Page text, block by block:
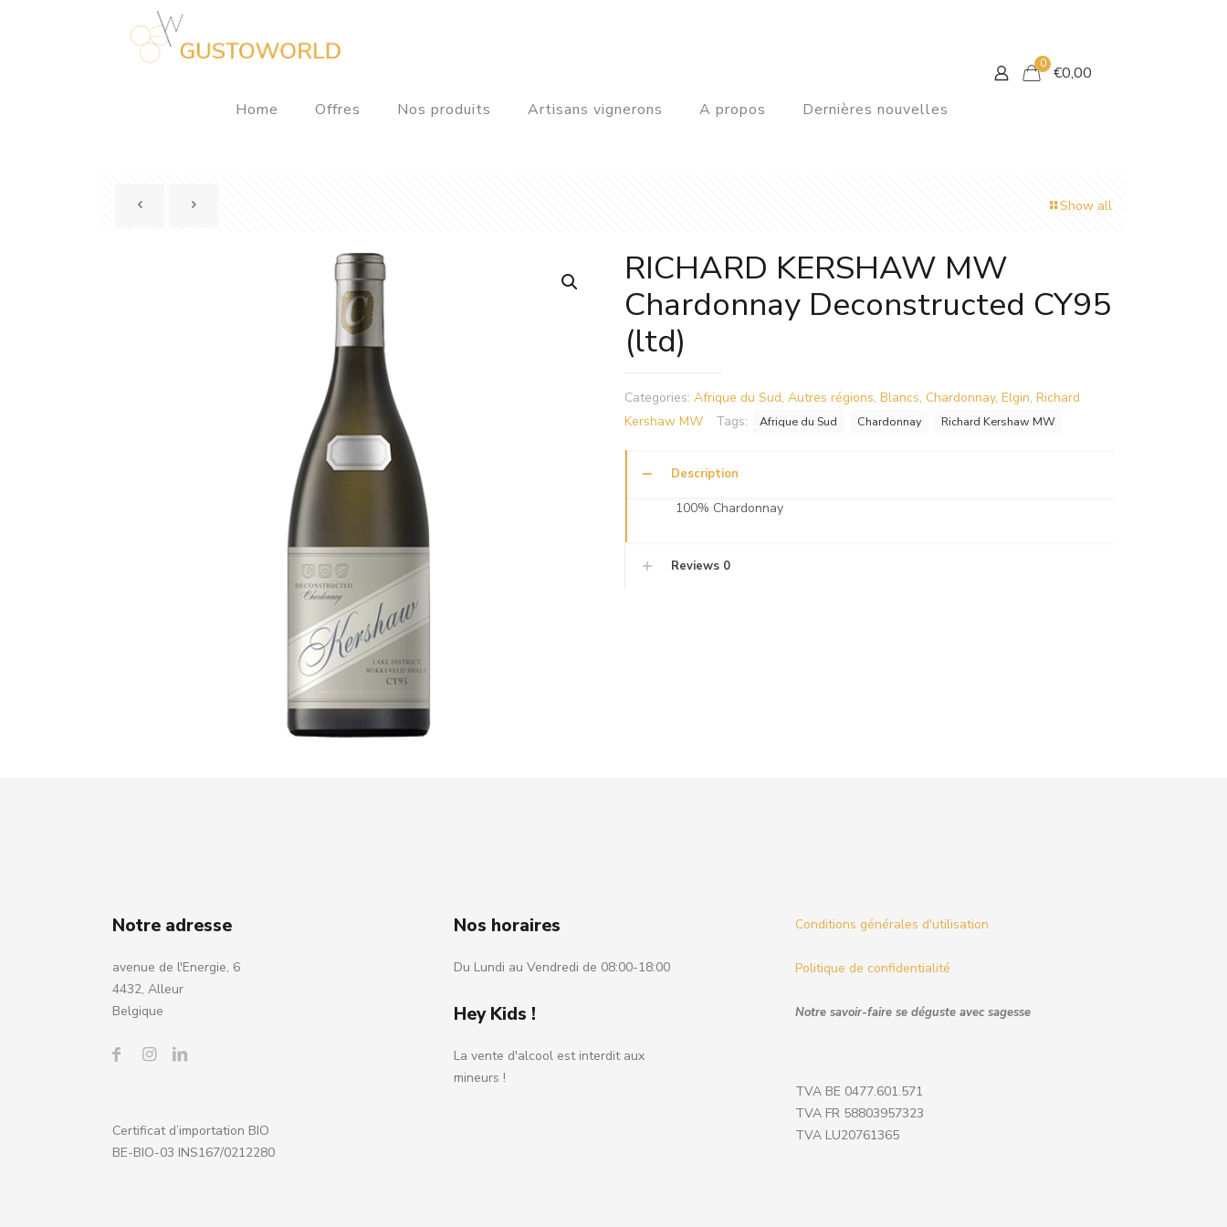
Home Offres Nos produits Artisans vignerons A propos Dernières nouvelles
0 €0,00
Show all
RICHARD KERSHAW MW
Chardonnay Deconstructed CY95
(ltd)
Categories: Afrique du Sud, Autres régions, Blancs, Chardonnay, Elgin, Richard
Kershaw MW
Tags: Afrique du Sud Chardonnay Richard Kershaw MW
Description
100% Chardonnay
Reviews 0
Notre adresse
avenue de l'Energie, 6
4432, Alleur
Belgique
Certificat d’importation BIO
BE-BIO-03 INS167/0212280
Nos horaires
Du Lundi au Vendredi de 08:00-18:00
Hey Kids !
La vente d'alcool est interdit aux
mineurs !
Conditions générales d'utilisation
Politique de confidentialité
Notre savoir-faire se déguste avec sagesse
TVA BE 0477.601.571
TVA FR 58803957323
TVA LU20761365